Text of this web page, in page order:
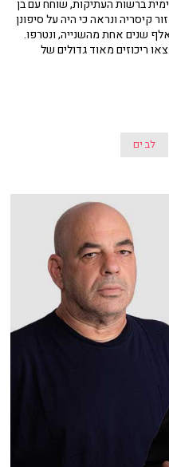
ברשות העתיקות, שוחח עם בן
קיסריה ונראה כי היה על סיפונן
שנים אחת מהשנייה, ונטרפו.
ריכוזים מאוד גדולים של
לב ים